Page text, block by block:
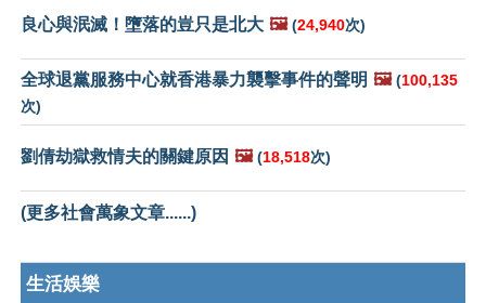
良心與泯滅！墮落的豈只是北大 🖼️ (24,940次)
全球退黨服務中心就香港暴力襲擊事件的聲明 🖼️ (100,135
次)
劉倩劫獄救情夫的關鍵原因 🖼️ (18,518次)
(更多社會萬象文章......)
生活娛樂